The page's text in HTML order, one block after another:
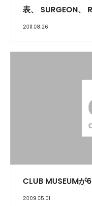
表、 SURGEON、
2011.08.26
CLUB MUSEUMが
2009.05.01